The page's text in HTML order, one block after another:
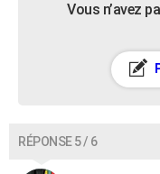
Vous n’avez
RÉPONSE 5 / 6